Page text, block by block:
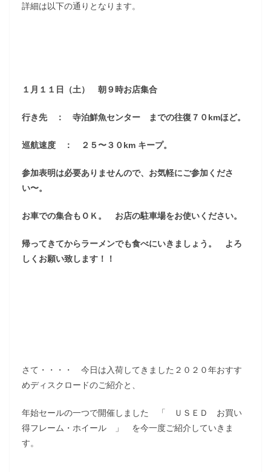
詳細は以下の通りとなります。
１月１１日（土） 朝９時お店集合
行き先 ： 寺泊鮮魚センター までの往復７０kmほど。
巡航速度 ： ２５〜３０km キープ。
参加表明は必要ありませんので、お気軽にご参加くださ
い〜。
お車での集合もＯＫ。 お店の駐車場をお使いください。
帰ってきてからラーメンでも食べにいきましょう。 よろ
しくお願い致します！！
さて・・・・ 今日は入荷してきました２０２０年おすす
めディスクロードのご紹介と、
年始セールの一つで開催しました 「 ＵＳＥＤ お買い
得フレーム・ホイール 」 を今一度ご紹介していきま
す。